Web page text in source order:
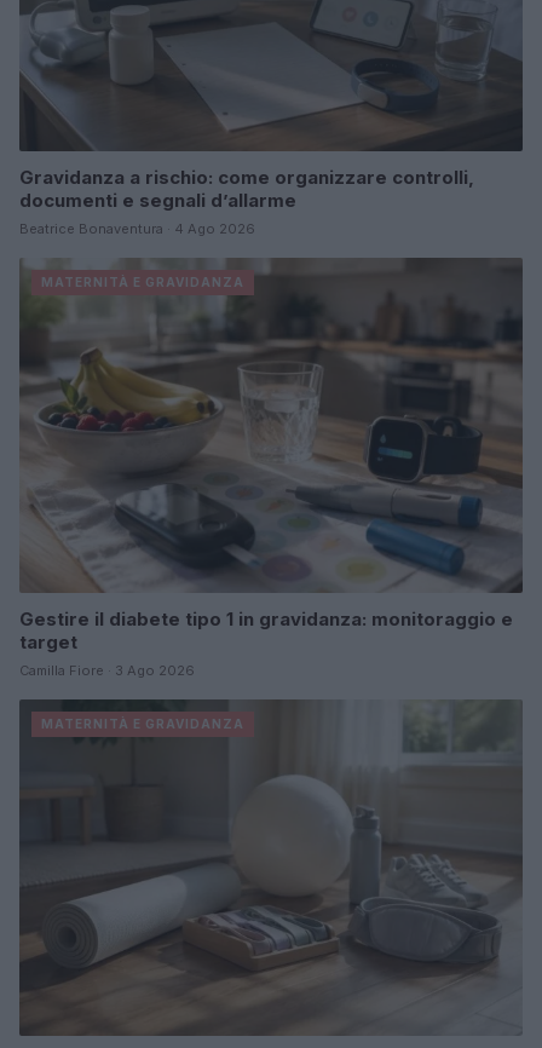
Gravidanza a rischio: come organizzare controlli,
documenti e segnali d’allarme
Beatrice Bonaventura · 4 Ago 2026
MATERNITÀ E GRAVIDANZA
Gestire il diabete tipo 1 in gravidanza: monitoraggio e
target
Camilla Fiore · 3 Ago 2026
MATERNITÀ E GRAVIDANZA